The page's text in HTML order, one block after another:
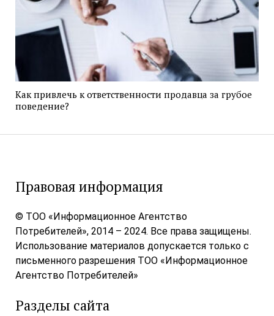
Как привлечь к ответственности продавца за грубое
поведение?
Правовая информация
© ТОО «Информационное Агентство
Потребителей», 2014 – 2024. Все права защищены.
Использование материалов допускается только с
письменного разрешения ТОО «Информационное
Агентство Потребителей»
Разделы сайта